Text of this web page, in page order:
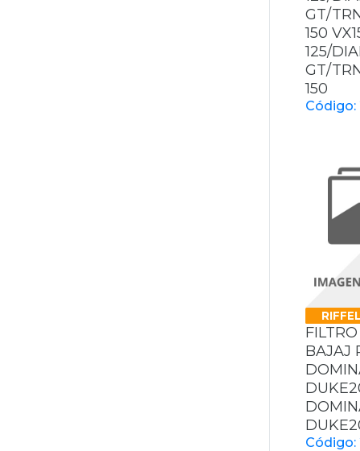
GT/
150
125/
GT/
150
Código:
RIFFEL
BAJAJ
Código: